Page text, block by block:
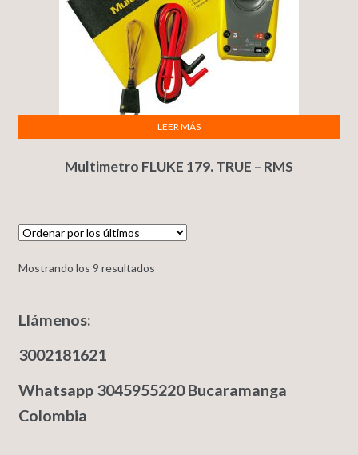
Multimetro FLUKE 179. TRUE – RMS
LEER MÁS
Mostrando los 9 resultados
Llámenos:
3002181621
Whatsapp 3045955220 Bucaramanga
Colombia